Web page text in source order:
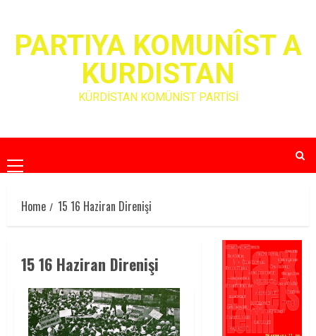
contentPARTIYA KOMUNÎST A
KURDISTAN
KÜRDİSTAN KOMÜNİST PARTİSİ
Primary
Menu
Home
15 16 Haziran Direnişi
15 16 Haziran Direnişi